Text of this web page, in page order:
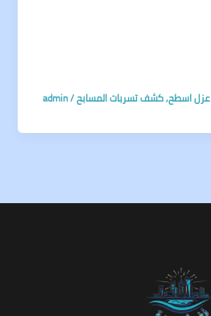
عزل اسطح,كشف تسربات المسابح/
admin